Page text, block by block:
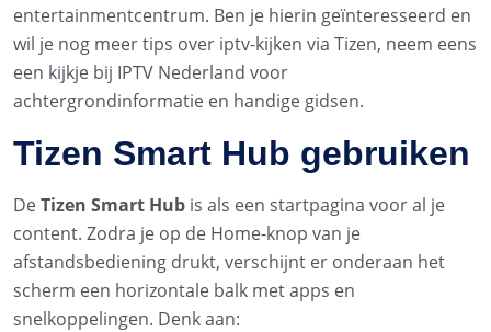
entertainmentcentrum. Ben je hierin geïnteresseerd en
wil je nog meer tips over iptv-kijken via Tizen, neem eens
een kijkje bij IPTV Nederland voor
achtergrondinformatie en handige gidsen.
Tizen Smart Hub gebruiken
DeTizen Smart Hub is als een startpagina voor al je
content. Zodra je op de Home-knop van je
afstandsbediening drukt, verschijnt er onderaan het
scherm een horizontale balk met apps en
snelkoppelingen. Denk aan: